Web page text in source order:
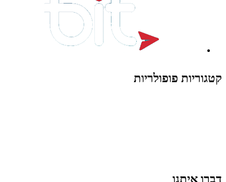
קטגוריות פופולריות
דברו איתנו